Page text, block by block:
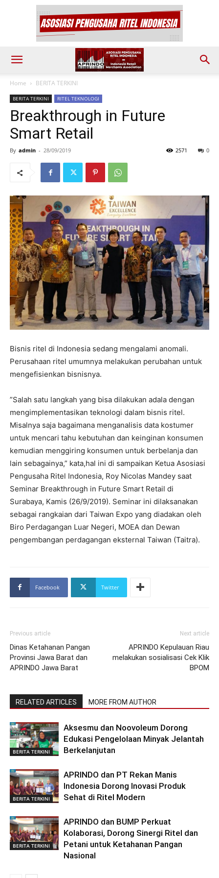
Home BERITA TERKINI
BERITA TERKINI RITEL TEKNOLOGI
Breakthrough in Future
Smart Retail
By admin - 28/09/2019 0
2571
Bisnis ritel di Indonesia sedang mengalami anomali.
Perusahaan ritel umumnya melakukan perubahan untuk
mengefisienkan bisnisnya.
”Salah satu langkah yang bisa dilakukan adala dengan
mengimplementasikan teknologi dalam bisnis ritel.
Misalnya saja bagaimana menganalisis data kostumer
untuk mencari tahu kebutuhan dan keinginan konsumen
kemudian menggiring konsumen untuk berbelanja dan
lain sebagainya,” kata,hal ini di sampaikan Ketua Asosiasi
Pengusaha Ritel Indonesia, Roy Nicolas Mandey saat
Seminar Breakthrough in Future Smart Retail di
Surabaya, Kamis (26/9/2019). Seminar ini dilaksanakan
sebagai rangkaian dari Taiwan Expo yang diadakan oleh
Biro Perdagangan Luar Negeri, MOEA dan Dewan
pengembangan perdagangan eksternal Taiwan (Taitra).
Facebook Twitter
Previous article
Dinas Ketahanan Pangan
Provinsi Jawa Barat dan
APRINDO Jawa Barat
Next article
APRINDO Kepulauan Riau
melakukan sosialisasi Cek Klik
BPOM
RELATED ARTICLES MORE FROM AUTHOR
BERITA TERKINI
Aksesmu dan Noovoleum Dorong
Edukasi Pengelolaan Minyak Jelantah
Berkelanjutan
BERITA TERKINI
APRINDO dan PT Rekan Manis
Indonesia Dorong Inovasi Produk
Sehat di Ritel Modern
BERITA TERKINI
APRINDO dan BUMP Perkuat
Kolaborasi, Dorong Sinergi Ritel dan
Petani untuk Ketahanan Pangan
Nasional